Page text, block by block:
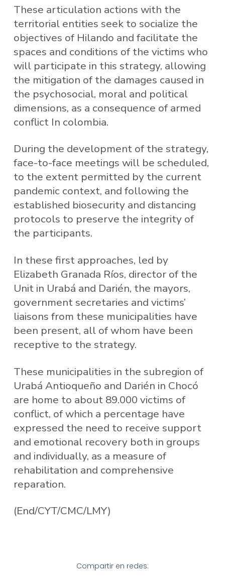
These articulation actions with the
territorial entities seek to socialize the
objectives of Hilando and facilitate the
spaces and conditions of the victims who
will participate in this strategy, allowing
the mitigation of the damages caused in
the psychosocial, moral and political
dimensions, as a consequence of armed
conflict In colombia.
During the development of the strategy,
face-to-face meetings will be scheduled,
to the extent permitted by the current
pandemic context, and following the
established biosecurity and distancing
protocols to preserve the integrity of
the participants.
In these first approaches, led by
Elizabeth Granada Ríos, director of the
Unit in Urabá and Darién, the mayors,
government secretaries and victims’
liaisons from these municipalities have
been present, all of whom have been
receptive to the strategy.
These municipalities in the subregion of
Urabá Antioqueño and Darién in Chocó
are home to about 89.000 victims of
conflict, of which a percentage have
expressed the need to receive support
and emotional recovery both in groups
and individually, as a measure of
rehabilitation and comprehensive
reparation.
(End/CYT/CMC/LMY)
Compartir en redes: